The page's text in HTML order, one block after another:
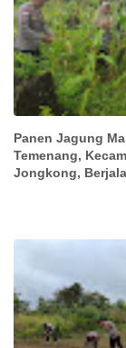
Panen Jagung
Temenang,
Jongkong,